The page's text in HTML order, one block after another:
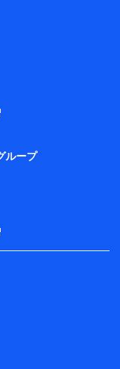
ナンシャルグルー
るユーザー登録受
ナンシャルグルー
供するため、また
たそれらに付帯、
モ・フィナンシャ
を案内、提供する
履歴、ウェブサイ
等のパーソナルデ
好・傾向に応じた
告の配信等を行う
め
ため
業務を行うため
ループ